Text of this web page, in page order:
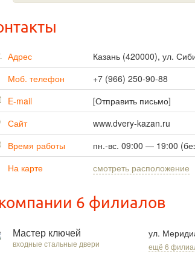
Адрес Казань (420000), ул.
Моб. телефон
+7 (966) 250-90-88
E-mail
[Отправить письмо]
Сайт
www.dvery-kazan.ru
Время работы
пн.-вс. 09:00 — 19:00
На карте
смотреть расположение
6 филиалов
Мастер ключей
входные стальные двери
ул.
ещё 6